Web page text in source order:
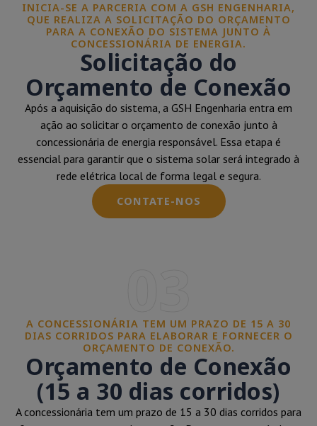
INICIA-SE A PARCERIA COM A GSH ENGENHARIA,
QUE REALIZA A SOLICITAÇÃO DO ORÇAMENTO
PARA A CONEXÃO DO SISTEMA JUNTO À
CONCESSIONÁRIA DE ENERGIA.
Solicitação do
Orçamento de Conexão
Após a aquisição do sistema, a GSH Engenharia entra em
ação ao solicitar o orçamento de conexão junto à
concessionária de energia responsável. Essa etapa é
essencial para garantir que o sistema solar será integrado à
rede elétrica local de forma legal e segura.
CONTATE-NOS
A CONCESSIONÁRIA TEM UM PRAZO DE 15 A 30
DIAS CORRIDOS PARA ELABORAR E FORNECER O
ORÇAMENTO DE CONEXÃO.
Orçamento de Conexão
(15 a 30 dias corridos)
A concessionária tem um prazo de 15 a 30 dias corridos para